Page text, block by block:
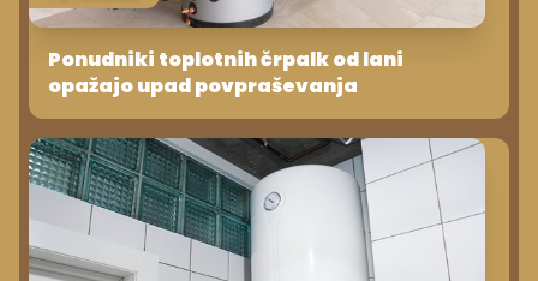
Ponudniki toplotnih črpalk od lani
opažajo upad povpraševanja